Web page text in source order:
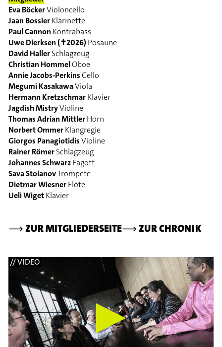
Eva BöckerVioloncello
Jaan BossierKlarinette
Paul Cannon Kontrabass
Uwe Dierksen (✝2026) Posaune
David HallerSchlagzeug
Christian HommelOboe
Annie Jacobs-PerkinsCello
Megumi KasakawaViola
Hermann KretzschmarKlavier
Jagdish MistryVioline
Thomas Adrian MittlerHorn
Norbert OmmerKlangregie
Giorgos PanagiotidisVioline
Rainer RömerSchlagzeug
Johannes SchwarzFagott
Sava StoianovTrompete
Dietmar WiesnerFlöte
Ueli WigetKlavier
⟶ZUR MITGLIEDERSEITE⟶ZUR CHRONIK
// VIDEO